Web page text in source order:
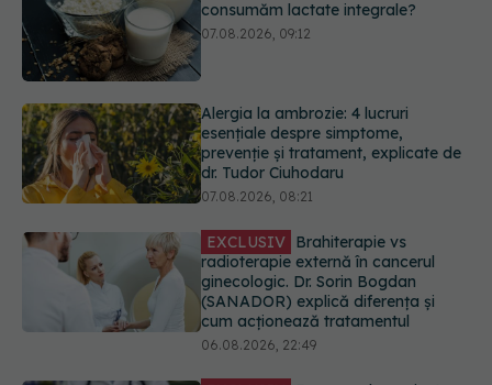
Alergia la ambrozie: 4 lucruri
esențiale despre simptome,
EXCLUSIV Brahiterapie vs
radioterapie externă în cancerul
ginecologic. Dr. Sorin Bogdan
(SANADOR) explică diferența și
06.08.2026, 22:49
EXCLUSIV De ce unele paciente
cu cancer de col uterin nu mai ajung
la operație. Dr. Sorin Bogdan
(SANADOR): Intervenția